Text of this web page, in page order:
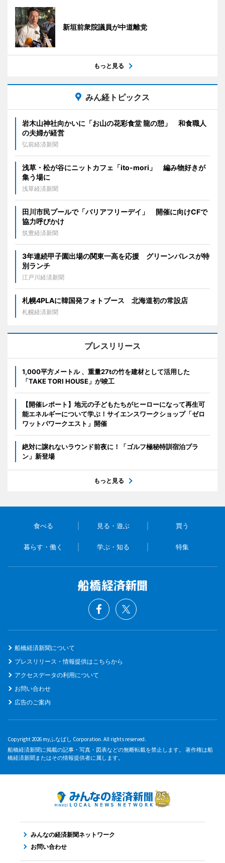
新垣前衆院議員が中道離党
もっと見る
みん経トピックス
岩木山神社向かいに「お山の花彩食堂 龍の憩」 和食職人
の夫婦が経営
弘前経済新聞
浅草・松が谷にニットカフェ「ito-mori」 編み物好きが
集う場に
浅草経済新聞
田川市民プールで「バリアフリーデイ」 開催に向けCFで
協力呼びかけ
筑豊経済新聞
3年連続甲子園出場の関東一高を応援 グリーンパレスが特
別ランチ
江戸川経済新聞
札幌4PLAに韓国発フォトブース 北海道初の常設店
札幌経済新聞
プレスリリース
1,000平方メートル 、重量27tの竹を建材として活用した
「TAKE TORI HOUSE」が竣工
【開催レポート】地元の子どもたちがヒーローになって再生可
能エネルギーについて学ぶ！サイエンスワークショップ「ゼロ
ワットパワークエスト」開催
絶対に譲れないラウンド前夜に！「ゴルフ極秘特訓宿泊プラ
ン」新登場
もっと見る
食べる 見る・遊ぶ 買う
暮らす・働く 学ぶ・知る 特集
船橋経済新聞について
プレスリリース・情報提供はこちらから
アクセスデータの利用について
お問い合わせ
広告のご案内
Copyright 2026 myふなばし Corporation. All rights reserved.
船橋経済新聞に掲載の記事・写真・図表などの無断転載を禁止します。 著作権は船
橋経済新聞またはその情報提供者に属します。
みんなの経済新聞ネットワーク
お問い合わせ